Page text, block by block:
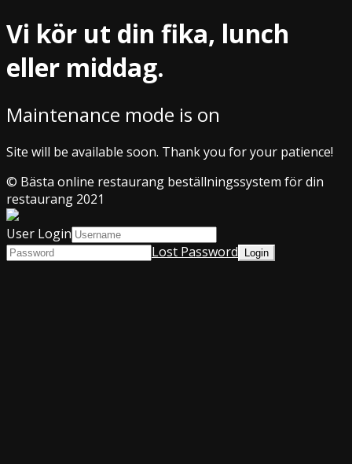
Vi kör ut din fika, lunch
eller middag.
Maintenance mode is on
Site will be available soon. Thank you for your patience!
© Bästa online restaurang beställningssystem för din
restaurang 2021
User Login
Lost Password